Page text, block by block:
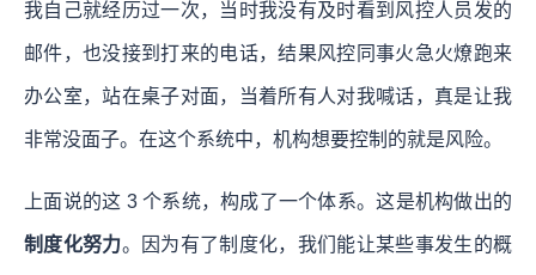
我自己就经历过一次，当时我没有及时看到风控人员发的
邮件，也没接到打来的电话，结果风控同事火急火燎跑来
办公室，站在桌子对面，当着所有人对我喊话，真是让我
非常没面子。在这个系统中，机构想要控制的就是风险。
上面说的这 3 个系统，构成了一个体系。这是机构做出的
制度化努力。因为有了制度化，我们能让某些事发生的概